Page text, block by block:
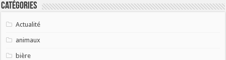
Catégories
Actualité
animaux
bière